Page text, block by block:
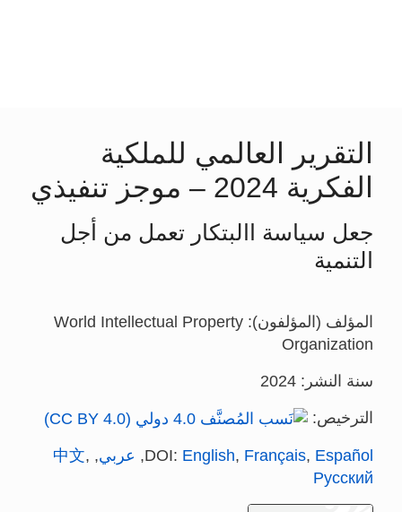
التقرير العالمي للملكية
الفكرية 2024 – موجز تنفيذي
جعل سياسة االبتكار تعمل من أجل
التنمية
المؤلف (المؤلفون): World Intellectual Property
Organization
سنة النشر: 2024
الترخيص:
DOI: English, Français, Español
, عربي,
中文,
Русский